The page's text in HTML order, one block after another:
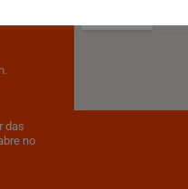
das
no